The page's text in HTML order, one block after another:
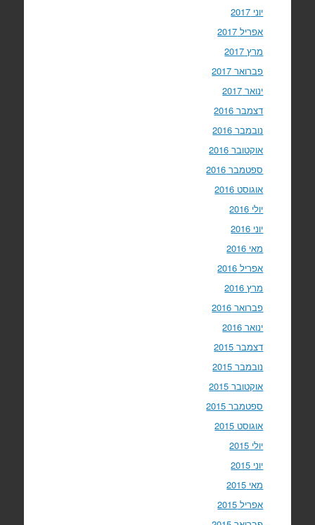
יוני 2017
אפריל 2017
מרץ 2017
פברואר 2017
ינואר 2017
דצמבר 2016
נובמבר 2016
אוקטובר 2016
ספטמבר 2016
אוגוסט 2016
יולי 2016
יוני 2016
מאי 2016
אפריל 2016
מרץ 2016
פברואר 2016
ינואר 2016
דצמבר 2015
נובמבר 2015
אוקטובר 2015
ספטמבר 2015
אוגוסט 2015
יולי 2015
יוני 2015
מאי 2015
אפריל 2015